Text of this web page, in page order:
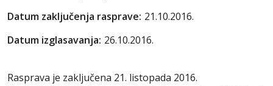
Datum zaključenja rasprave: 21.10.2016.
Datum izglasavanja: 26.10.2016.
Rasprava je zaključena 21. listopada 2016.